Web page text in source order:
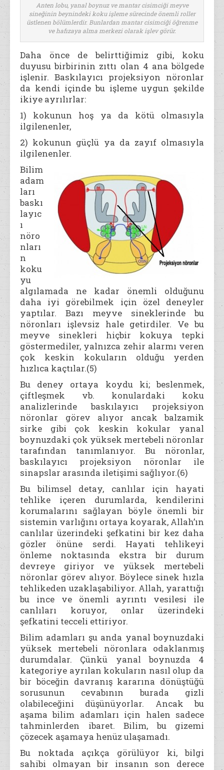
Anten lobu, yanal boynuz ve mantar cisimciği meyve
sineğinin beynindeki koku işleme sürecinde önemli roller
üstlenen bölümlerdir. Bunlardan mantar cisimciği öğrenme
ve hafızaya alma merkezi olarak işlev görür.
Daha önce de belirttiğimiz gibi, koku
duyusu birbirinin zıttı olan 4 ana bölgede
işlenir. Baskılayıcı projeksiyon nöronlar
da kendi içinde bu işleme uygun şekilde
ikiye ayrılırlar:
1) kokunun hoş ya da kötü olmasıyla
ilgilenenler,
2) kokunun güçlü ya da zayıf olmasıyla
ilgilenenler.
Bilim
adam
ları
baskı
layıc
ı
nöro
nları
n
koku
yu
algılamada ne kadar önemli olduğunu
daha iyi görebilmek için özel deneyler
yaptılar. Bazı meyve sineklerinde bu
nöronları işlevsiz hale getirdiler. Ve bu
meyve sinekleri hiçbir kokuya tepki
göstermediler, yalnızca zehir alarmı veren
çok keskin kokuların olduğu yerden
hızlıca kaçtılar.(5)
Bu deney ortaya koydu ki; beslenmek,
çiftleşmek vb. konulardaki koku
analizlerinde baskılayıcı projeksiyon
nöronlar görev alıyor ancak balzamik
sirke gibi çok keskin kokular yanal
boynuzdaki çok yüksek mertebeli nöronlar
tarafından tanımlanıyor. Bu nöronlar,
baskılayıcı projeksiyon nöronlar ile
sinapslar arasında iletişimi sağlıyor.(6)
Bu bilimsel detay, canlılar için hayati
tehlike içeren durumlarda, kendilerini
korumalarını sağlayan böyle önemli bir
sistemin varlığını ortaya koyarak, Allah’ın
canlılar üzerindeki şefkatini bir kez daha
gözler önüne serdi. Hayati tehlikeyi
önleme noktasında ekstra bir durum
devreye giriyor ve yüksek mertebeli
nöronlar görev alıyor. Böylece sinek hızla
tehlikeden uzaklaşabiliyor. Allah, yarattığı
bu ince ve önemli ayrıntı vesilesi ile
canlıları koruyor, onlar üzerindeki
şefkatini tecceli ettiriyor.
Bilim adamları şu anda yanal boynuzdaki
yüksek mertebeli nöronlara odaklanmış
durumdalar. Çünkü yanal boynuzda 4
kategoriye ayrılan kokuların nasıl olup da
bir böceğin davranış kararına dönüştüğü
sorusunun cevabının burada gizli
olabileceğini düşünüyorlar. Ancak bu
aşama bilim adamları için halen sadece
tahminlerden ibaret. Bilim, bu gizemi
çözecek aşamaya henüz ulaşamadı.
Bu noktada açıkça görülüyor ki, bilgi
sahibi olmayan bir insanın son derece